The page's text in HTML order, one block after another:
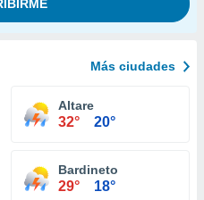
Más ciudades
Altare
32° 20°
Bardineto
29° 18°